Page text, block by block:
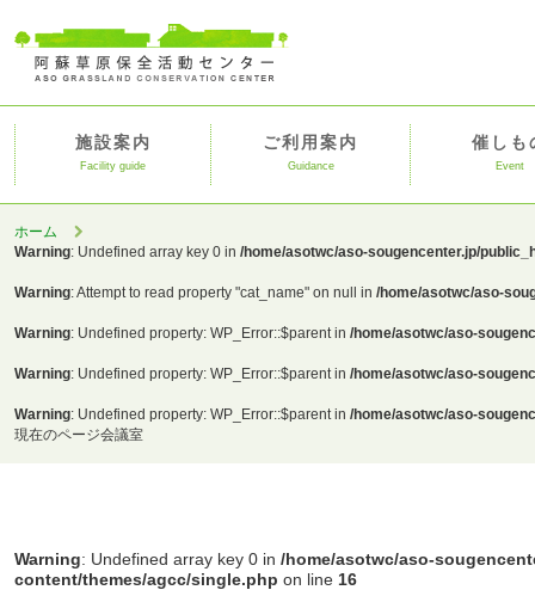
施設案内
Facility guide
ご利用案内
Guidance
催しも
Event
ホーム
Warning: Undefined array key 0 in /home/asotwc/aso-sougencenter.jp/
Warning: Attempt to read property "cat_name" on null in /home/asotwc/aso-
Warning: Undefined property: WP_Error::$parent in /home/asotwc/aso-
Warning: Undefined property: WP_Error::$parent in /home/asotwc/aso-
Warning: Undefined property: WP_Error::$parent in /home/asotwc/aso-
現在のページ会議室
Warning: Undefined array key 0 in /home/asotwc/aso-
content/themes/agcc/single.php on line 16